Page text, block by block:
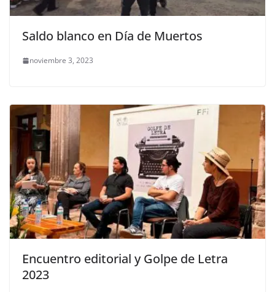
Saldo blanco en Día de Muertos
noviembre 3, 2023
Encuentro editorial y Golpe de Letra
2023